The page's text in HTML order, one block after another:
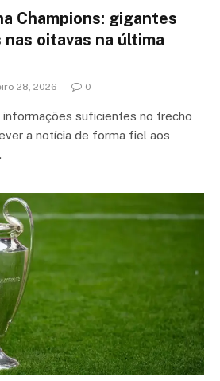
Champions: gigantes
oitavas na última
28, 2026 0
informações suficientes no trecho
a notícia de forma fiel aos